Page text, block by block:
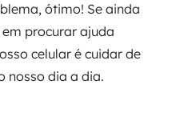
ótimo! Se ainda
procurar ajuda
celular é cuidar de
nosso dia a dia.